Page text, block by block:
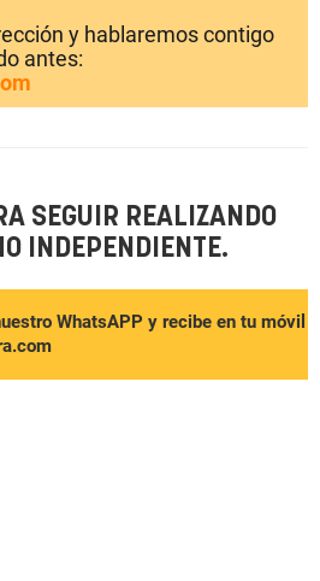
y hablaremos contigo
antes:
SEGUIR REALIZANDO
INDEPENDIENTE.
WhatsAPP y recibe en tu móvil